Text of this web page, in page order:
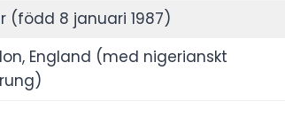
(född 8 januari 1987)
England (med nigerianskt